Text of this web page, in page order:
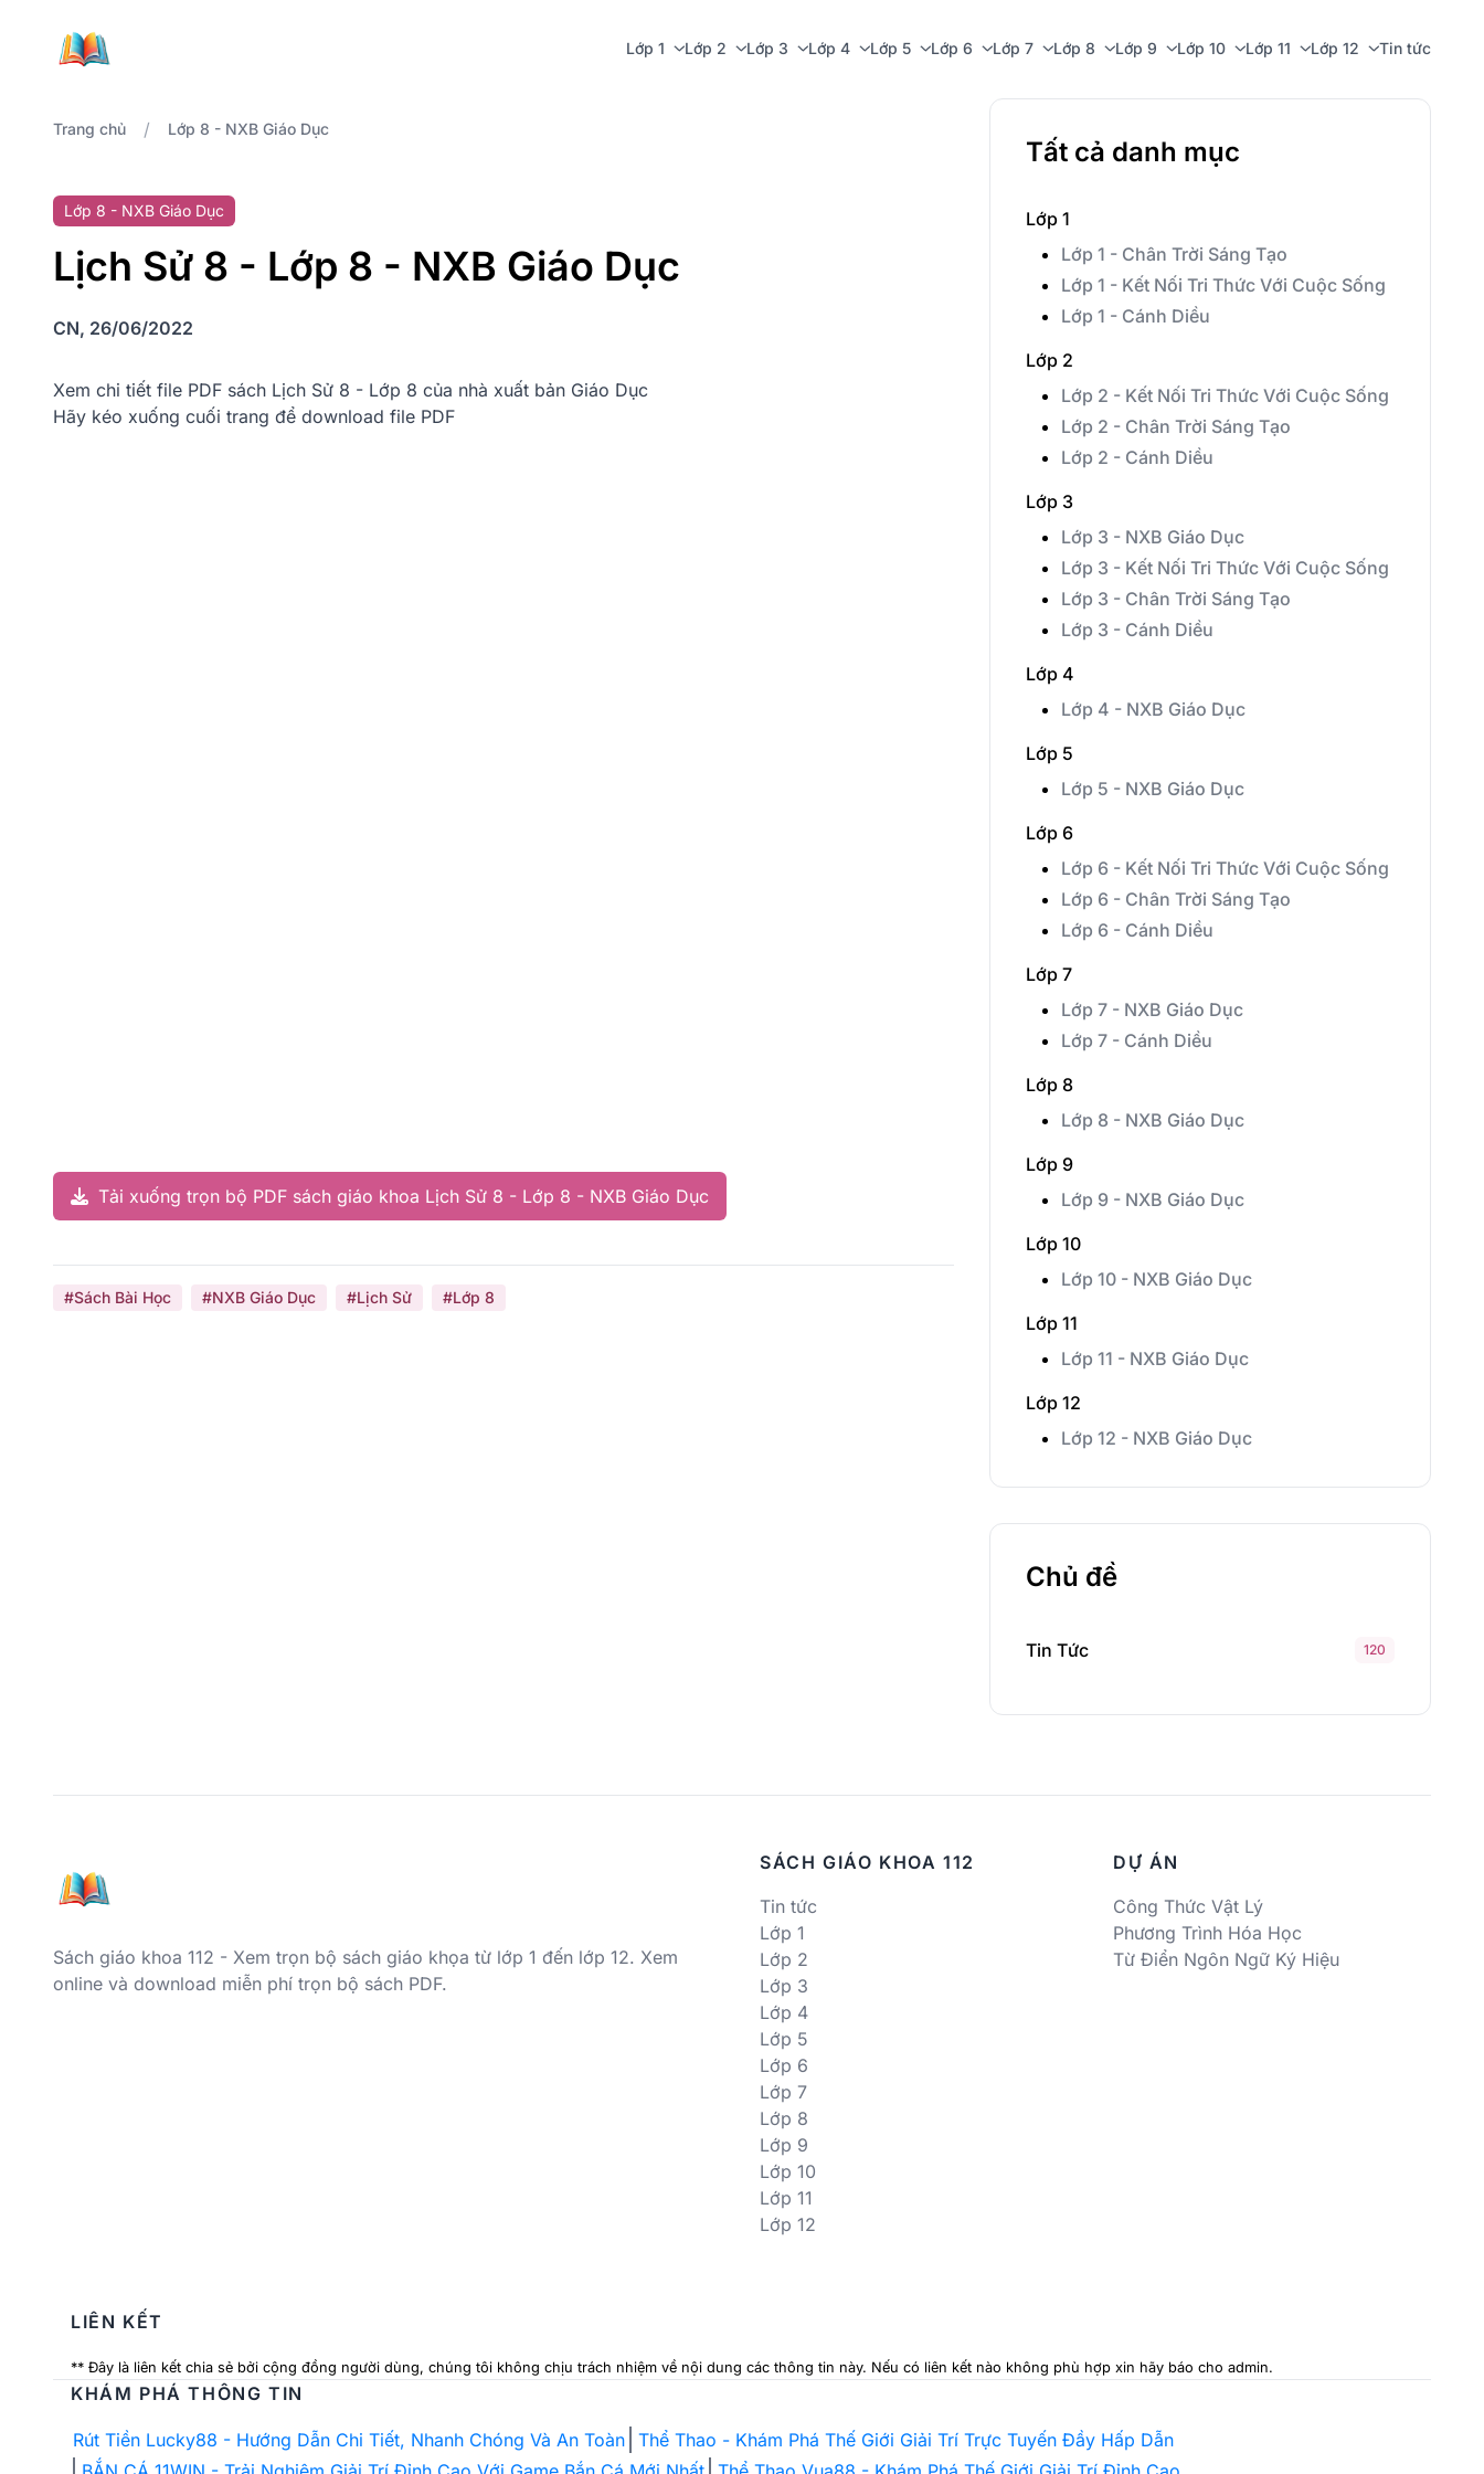
Lớp 1 Lớp 2 Lớp 3 Lớp 4 Lớp 5 Lớp 6 Lớp 7 Lớp 8 Lớp 9 Lớp 10 Lớp 11 Lớp 12 Tin tức
Trang chủ / Lớp 8 - NXB Giáo Dục
Lớp 8 - NXB Giáo Dục
Lịch Sử 8 - Lớp 8 - NXB Giáo Dục
CN, 26/06/2022
Xem chi tiết file PDF sách Lịch Sử 8 - Lớp 8 của nhà xuất bản Giáo Dục
Hãy kéo xuống cuối trang để download file PDF
Tải xuống trọn bộ PDF sách giáo khoa Lịch Sử 8 - Lớp 8 - NXB Giáo Dục
#Sách Bài Học #NXB Giáo Dục #Lịch Sử #Lớp 8
Tất cả danh mục
Lớp 1
Lớp 1 - Chân Trời Sáng Tạo
Lớp 1 - Kết Nối Tri Thức Với Cuộc Sống
Lớp 1 - Cánh Diều
Lớp 2
Lớp 2 - Kết Nối Tri Thức Với Cuộc Sống
Lớp 2 - Chân Trời Sáng Tạo
Lớp 2 - Cánh Diều
Lớp 3
Lớp 3 - NXB Giáo Dục
Lớp 3 - Kết Nối Tri Thức Với Cuộc Sống
Lớp 3 - Chân Trời Sáng Tạo
Lớp 3 - Cánh Diều
Lớp 4
Lớp 4 - NXB Giáo Dục
Lớp 5
Lớp 5 - NXB Giáo Dục
Lớp 6
Lớp 6 - Kết Nối Tri Thức Với Cuộc Sống
Lớp 6 - Chân Trời Sáng Tạo
Lớp 6 - Cánh Diều
Lớp 7
Lớp 7 - NXB Giáo Dục
Lớp 7 - Cánh Diều
Lớp 8
Lớp 8 - NXB Giáo Dục
Lớp 9
Lớp 9 - NXB Giáo Dục
Lớp 10
Lớp 10 - NXB Giáo Dục
Lớp 11
Lớp 11 - NXB Giáo Dục
Lớp 12
Lớp 12 - NXB Giáo Dục
Chủ đề
Tin Tức 120
Sách giáo khoa 112 - Xem trọn bộ sách giáo khọa từ lớp 1 đến lớp 12. Xem
online và download miễn phí trọn bộ sách PDF.
SÁCH GIÁO KHOA 112
Tin tức
Lớp 1
Lớp 2
Lớp 3
Lớp 4
Lớp 5
Lớp 6
Lớp 7
Lớp 8
Lớp 9
Lớp 10
Lớp 11
Lớp 12
DỰ ÁN
Công Thức Vật Lý
Phương Trình Hóa Học
Từ Điển Ngôn Ngữ Ký Hiệu
LIÊN KẾT
** Đây là liên kết chia sẻ bởi cộng đồng người dùng, chúng tôi không chịu trách nhiệm về nội dung các thông tin này. Nếu có liên kết nào không phù hợp xin hãy báo cho admin.
KHÁM PHÁ THÔNG TIN
Rút Tiền Lucky88 - Hướng Dẫn Chi Tiết, Nhanh Chóng Và An Toàn Thể Thao - Khám Phá Thế Giới Giải Trí Trực Tuyến Đầy Hấp Dẫn